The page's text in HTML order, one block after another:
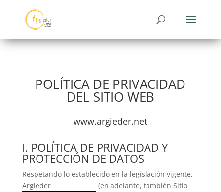
POLÍTICA DE PRIVACIDAD
DEL SITIO WEB
www.argieder.net
I. POLÍTICA DE PRIVACIDAD Y
PROTECCIÓN DE DATOS
Respetando lo establecido en la legislación vigente,
Argieder
(en adelante, también Sitio